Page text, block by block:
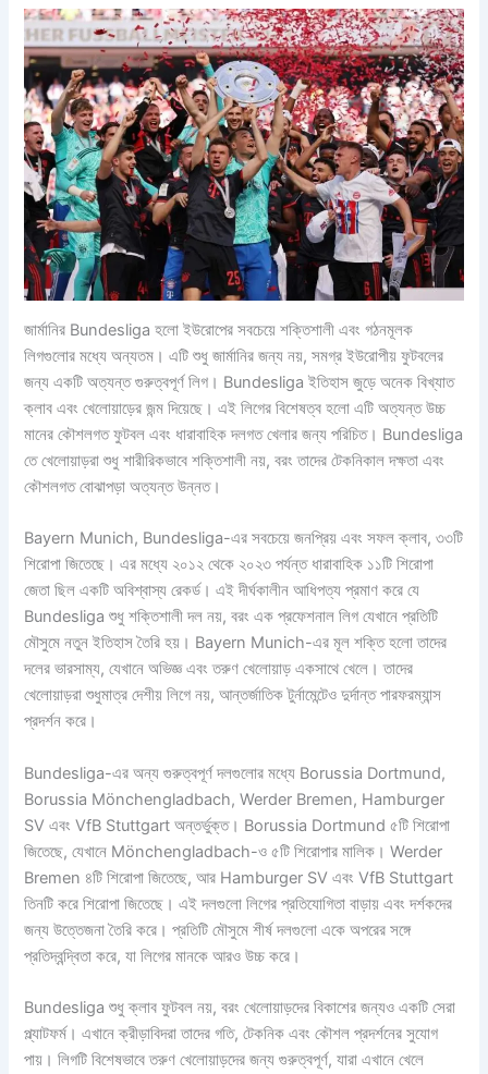
জার্মানির Bundesliga হলো ইউরোপের সবচেয়ে শক্তিশালী এবং গঠনমূলক
লিগগুলোর মধ্যে অন্যতম। এটি শুধু জার্মানির জন্য নয়, সমগ্র ইউরোপীয় ফুটবলের
জন্য একটি অত্যন্ত গুরুত্বপূর্ণ লিগ। Bundesliga ইতিহাস জুড়ে অনেক বিখ্যাত
ক্লাব এবং খেলোয়াড়ের জন্ম দিয়েছে। এই লিগের বিশেষত্ব হলো এটি অত্যন্ত উচ্চ
মানের কৌশলগত ফুটবল এবং ধারাবাহিক দলগত খেলার জন্য পরিচিত। Bundesliga
তে খেলোয়াড়রা শুধু শারীরিকভাবে শক্তিশালী নয়, বরং তাদের টেকনিকাল দক্ষতা এবং
কৌশলগত বোঝাপড়া অত্যন্ত উন্নত।
Bayern Munich, Bundesliga-এর সবচেয়ে জনপ্রিয় এবং সফল ক্লাব, ৩৩টি
শিরোপা জিতেছে। এর মধ্যে ২০১২ থেকে ২০২৩ পর্যন্ত ধারাবাহিক ১১টি শিরোপা
জেতা ছিল একটি অবিশ্বাস্য রেকর্ড। এই দীর্ঘকালীন আধিপত্য প্রমাণ করে যে
Bundesliga শুধু শক্তিশালী দল নয়, বরং এক প্রফেশনাল লিগ যেখানে প্রতিটি
মৌসুমে নতুন ইতিহাস তৈরি হয়। Bayern Munich-এর মূল শক্তি হলো তাদের
দলের ভারসাম্য, যেখানে অভিজ্ঞ এবং তরুণ খেলোয়াড় একসাথে খেলে। তাদের
খেলোয়াড়রা শুধুমাত্র দেশীয় লিগে নয়, আন্তর্জাতিক টুর্নামেন্টেও দুর্দান্ত পারফরম্যান্স
প্রদর্শন করে।
Bundesliga-এর অন্য গুরুত্বপূর্ণ দলগুলোর মধ্যে Borussia Dortmund,
Borussia Mönchengladbach, Werder Bremen, Hamburger
SV এবং VfB Stuttgart অন্তর্ভুক্ত। Borussia Dortmund ৫টি শিরোপা
জিতেছে, যেখানে Mönchengladbach-ও ৫টি শিরোপার মালিক। Werder
Bremen ৪টি শিরোপা জিতেছে, আর Hamburger SV এবং VfB Stuttgart
তিনটি করে শিরোপা জিতেছে। এই দলগুলো লিগের প্রতিযোগিতা বাড়ায় এবং দর্শকদের
জন্য উত্তেজনা তৈরি করে। প্রতিটি মৌসুমে শীর্ষ দলগুলো একে অপরের সঙ্গে
প্রতিদ্বন্দ্বিতা করে, যা লিগের মানকে আরও উচ্চ করে।
Bundesliga শুধু ক্লাব ফুটবল নয়, বরং খেলোয়াড়দের বিকাশের জন্যও একটি সেরা
প্ল্যাটফর্ম। এখানে ক্রীড়াবিদরা তাদের গতি, টেকনিক এবং কৌশল প্রদর্শনের সুযোগ
পায়। লিগটি বিশেষভাবে তরুণ খেলোয়াড়দের জন্য গুরুত্বপূর্ণ, যারা এখানে খেলে